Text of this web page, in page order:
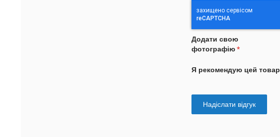
Додати свою
фотографію
Я рекомендую цей товар
Надіслати відгук